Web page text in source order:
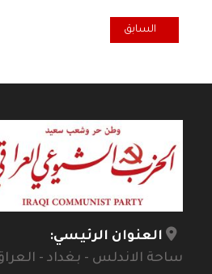
المقال السابق: الحلول الجذرية مع
السابق
العنوان الرئيسي:
ساحة الاندلس - بغداد -